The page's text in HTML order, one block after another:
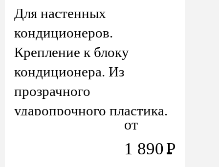
Для настенных
кондиционеров.
Крепление к блоку
кондиционера. Из
прозрачного
ударопрочного пластика.
Сборка за 5 минут.от
1 890Р